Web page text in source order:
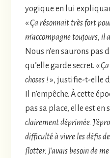
yogique en lui
«Ça résonnait très fort
m’accompagne toujours,
Nous n’en saurons pas
qu’elle garde secret. «
choses !», justifie-t-elle
Il n’empêche. À cette
pas sa place, elle est en
clairement déprimée.
difficulté à vivre les défis
flotter. J’avais besoin de